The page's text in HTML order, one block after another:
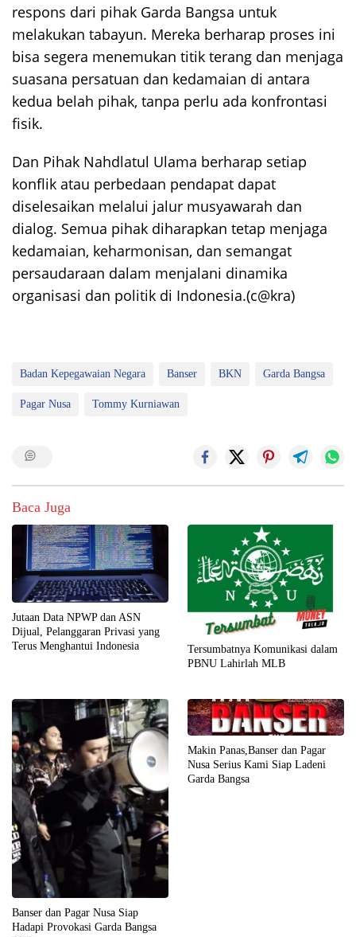
respons dari pihak Garda Bangsa untuk
melakukan tabayun. Mereka berharap proses ini
bisa segera menemukan titik terang dan menjaga
suasana persatuan dan kedamaian di antara
kedua belah pihak, tanpa perlu ada konfrontasi
fisik.
Dan Pihak Nahdlatul Ulama berharap setiap
konflik atau perbedaan pendapat dapat
diselesaikan melalui jalur musyawarah dan
dialog. Semua pihak diharapkan tetap menjaga
kedamaian, keharmonisan, dan semangat
persaudaraan dalam menjalani dinamika
organisasi dan politik di Indonesia.(c@kra)
Badan Kepegawaian Negara Banser BKN Garda Bangsa
Pagar Nusa Tommy Kurniawan
Baca Juga
Jutaan Data NPWP dan ASN
Dijual, Pelanggaran Privasi yang
Terus Menghantui Indonesia
Tersumbatnya Komunikasi dalam
PBNU Lahirlah MLB
Banser dan Pagar Nusa Siap
Hadapi Provokasi Garda Bangsa
Makin Panas,Banser dan Pagar
Nusa Serius Kami Siap Ladeni
Garda Bangsa